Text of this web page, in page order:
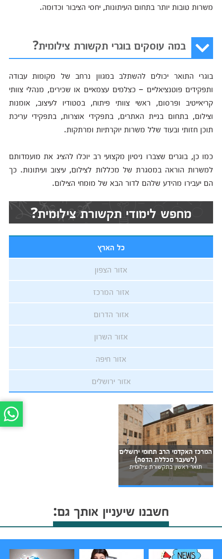
משרות טובות יותר בתחום העיתונות, יחסי הציבור וכדומה.
במה עוסקים בוגרי תקשורת צילומית?
בוגרי התואר יכולים להשתלב במגוון נרחב של מקומות עבודה
ותפקידים פוטנציאליים – כצלמים עצמאיים או שכירים, מנהלי צוותי
קריאייטיב ופרסום, ראשי צוותי פיתוח, בסטודיו לעיצוב, אומנות
וצילום, בתחום בניית האתרים, בתפקידי אוצרות, בתפקידי עריכת
תוכן חזותי ובעוד שלל משרות יוקרתיות ומרתקות.
כמו כן, בוגרים שצברו ניסיון מקצועי רב יוכלו להציג את מועמדותם
למשרות הוראה במסגרת של מכללות לצילום, עיצוב ועיתונות. כך
הם יעבירו מהידע שלהם לדור הבא של מומחי הצילום.
מחפש לימודי תקשורת צילומית?
כל הארץ
אזור הצפון
אזור המרכז
אזור הדרום
אזור השרון
אזור חיפה
אזור ירושלים
המרכז האקדמי הרב תחומי ירושלים
(לשעבר מכללת הדסה)
תואר ראשון בתקשורת צילומית
חשבנו שיעניין אותך גם: